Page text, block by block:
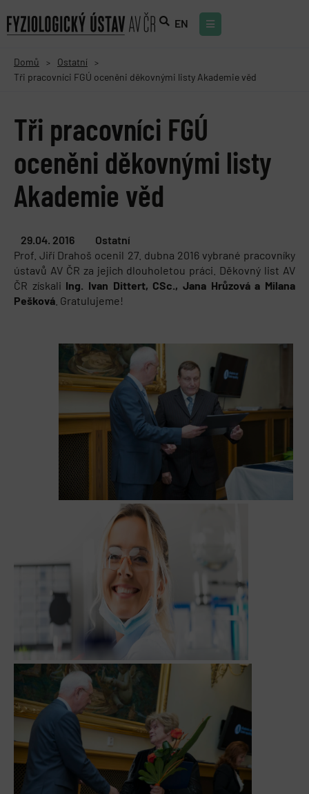
EN
Domů > Ostatní >
Tři pracovníci FGÚ oceněni děkovnými listy Akademie věd
Tři pracovníci FGÚ
oceněni děkovnými listy
Akademie věd
29.04. 2016
Ostatní
Prof. Jiří Drahoš ocenil 27. dubna 2016 vybrané pracovníky
ústavů AV ČR za jejich dlouholetou práci. Děkovný list AV
ČR získali Ing. Ivan Dittert, CSc., Jana Hrůzová a Milana
Pešková . Gratulujeme!